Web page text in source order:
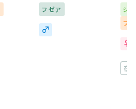
フゼア
シ
フ
在